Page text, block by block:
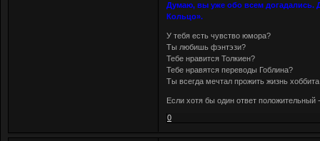
Думаю, вы уже обо всем догадались.
Кольцо».
У тебя есть чувство юмора?
Ты любишь фэнтэзи?
Тебе нравится Толкиен?
Тебе нравятся переводы Гоблина?
Ты всегда мечтал прожить жизнь
Если хотя бы один ответ положительный
0